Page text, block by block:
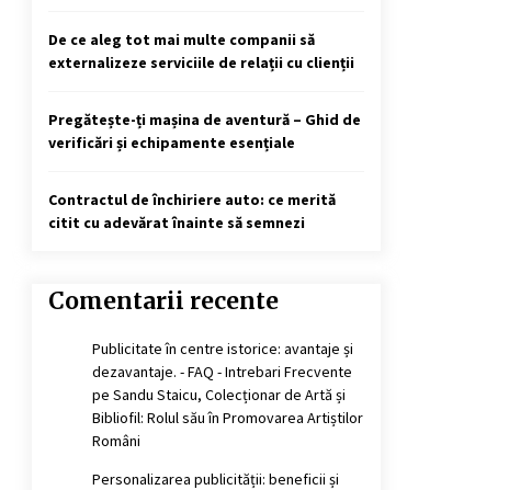
De ce aleg tot mai multe companii să
externalizeze serviciile de relații cu clienții
Pregătește-ți mașina de aventură – Ghid de
verificări și echipamente esențiale
Contractul de închiriere auto: ce merită
citit cu adevărat înainte să semnezi
Comentarii recente
Publicitate în centre istorice: avantaje și
dezavantaje. - FAQ - Intrebari Frecvente
pe Sandu Staicu, Colecționar de Artă și
Bibliofil: Rolul său în Promovarea Artiștilor
Români
Personalizarea publicității: beneficii și